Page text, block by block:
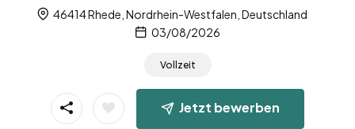
46414 Rhede, Nordrhein-Westfalen, Deutschland
03/08/2026
Vollzeit
Jetzt bewerben